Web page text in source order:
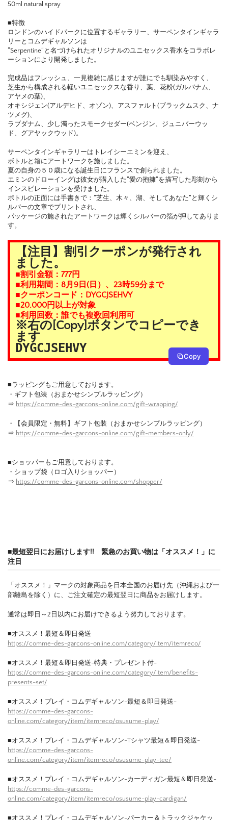
50ml natural spray
■特徴
ロンドンのハイドパークに位置するギャラリー、サーペンタインギャラ
リーとコムデギャルソンは
”Serpentine“と名づけられたオリジナルのユニセックス香水をコラボレ
ーションにより開発しました。
完成品はフレッシュ、一見複雑に感じますが誰にでも馴染みやすく、
芝生から構成される軽いユニセックスな香り、葉、花粉(ガルバナム、
アヤメの葉)、
オキシジェン(アルデヒド、オゾン)、アスファルト(ブラックムスク、ナ
ツメグ)、
ラブダナム、少し濁ったスモークセダー(ベンジン、ジュニバーウッ
ド、グアヤックウッド)。
サーペンタインギャラリーはトレイシーエミンを迎え、
ボトルと箱にアートワークを施しました。
夏の自身の５０歳になる誕生日にフランスで創られました。
エミンのドローイングは彼女が購入した”愛の抱擁”を描写した彫刻から
インスピレーションを受けました。
ボトルの正面には手書きで：”芝生、木々、湖、そしてあなた”と輝くシ
ルバーの文章でプリントされ、
パッケージの施されたアートワークは輝くシルバーの箔が押してありま
す。
【注目】割引クーポンが発行され
ました。
■割引金額：777円
■利用期間：8月9日(日）、23時59分まで
■クーポンコード：DYGCJSEHVY
■20,000円以上が対象
■利用回数：誰でも複数回利用可
※右の[Copy]ボタンでコピーでき
ます
DYGCJSEHVY
Copy
■ラッピングもご用意しております。
・ギフト包装（おまかせシンプルラッピング）
⇒ https://comme-des-garcons-online.com/gift-wrapping/
・【会員限定・無料】ギフト包装（おまかせシンプルラッピング）
⇒ https://comme-des-garcons-online.com/gift-members-only/
■ショッパーもご用意しております。
・ショップ袋（ロゴ入りショッパー）
⇒ https://comme-des-garcons-online.com/shopper/
■最短翌日にお届けします!! 緊急のお買い物は「オススメ！」に
注目
「オススメ！」マークの対象商品を日本全国のお届け先（沖縄および一
部離島を除く）に、ご注文確定の最短翌日に商品をお届けします。
通常は即日～2日以内にお届けできるよう努力しております。
■オススメ！最短＆即日発送
https://comme-des-garcons-online.com/category/item/itemreco/
■オススメ！最短＆即日発送-特典・プレゼント付-
https://comme-des-garcons-online.com/category/item/benefits-
presents-set/
■オススメ！プレイ・コムデギャルソン-最短＆即日発送-
https://comme-des-garcons-
online.com/category/item/itemreco/osusume-play/
■オススメ！プレイ・コムデギャルソン-Tシャツ最短＆即日発送-
https://comme-des-garcons-
online.com/category/item/itemreco/osusume-play-tee/
■オススメ！プレイ・コムデギャルソン-カーディガン最短＆即日発送-
https://comme-des-garcons-
online.com/category/item/itemreco/osusume-play-cardigan/
■オススメ！プレイ・コムデギャルソン-パーカー＆トラックジャケッ